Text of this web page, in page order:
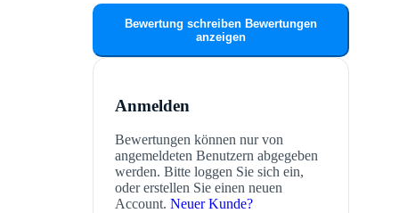
Bewertung schreiben Bewertungen
anzeigen
Anmelden
Bewertungen können nur von
angemeldeten Benutzern abgegeben
werden. Bitte loggen Sie sich ein,
oder erstellen Sie einen neuen
Account. Neuer Kunde?